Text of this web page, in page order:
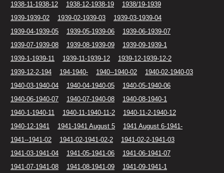
1938-11-1938-12
1938-12-1938-19
1938/19-1939
1939-1939-02
1939-02-1939-03
1939-03-1939-04
1939-04-1939-05
1939-05-1939-06
1939-06-1939-07
1939-07-1939-08
1939-08-1939-09
1939-09-1939-1
1939-1-1939-11
1939-11-1939-12
1939-12-1939-12-2
1939-12-2-194
194-1940- 1940--1940-02
1940-02-1940-03
1940-03-1940-04
1940-04-1940-05
1940-05-1940-06
1940-06-1940-07
1940-07-1940-08
1940-08-1940-1
1940-1-1940-11
1940-11-1940-11-2
1940-11-2-1940-12
1940-12-1941
1941-1941 August 5
1941 August 6-1941-
1941--1941-02
1941-02-1941-02-2
1941-02-2-1941-03
1941-03-1941-04
1941-05-1941-06
1941-06-1941-07
1941-07-1941-08
1941-08-1941-09
1941-09-1941-1